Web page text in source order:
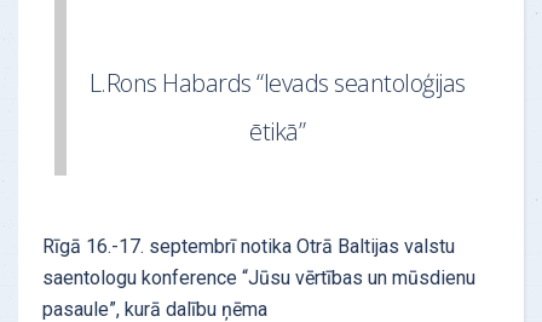
L.Rons Habards “Ievads seantoloģijas
ētikā”
Rīgā 16.-17. septembrī notika Otrā Baltijas valstu
saentologu konference “Jūsu vērtības un mūsdienu
pasaule”, kurā dalību ņēma